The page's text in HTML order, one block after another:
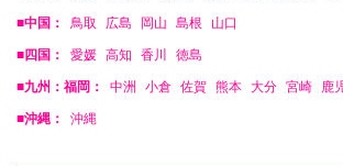
■中国： 鳥取 広島 岡山 島根 山口
■四国： 愛媛 高知 香川 徳島
■九州：福岡： 中洲 小倉 佐賀 熊本 大分 宮崎 鹿
■沖縄： 沖縄